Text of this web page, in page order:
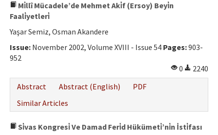
Mi̇llî Mücadele’de Mehmet Aki̇f (Ersoy) Beyi̇n
Faali̇yetleri̇
Yaşar Semiz, Osman Akandere
Issue: November 2002, Volume XVIII - Issue 54 Pages:903-
952
0
2240
Abstract
Abstract (English)
PDF
Similar Articles
Si̇vas Kongresi̇ Ve Damad Feri̇d Hükümeti̇’ni̇n İsti̇fası